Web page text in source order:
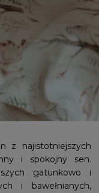
z najistotniejszych
i spokojny sen.
gatunkowo i
i bawełnianych,